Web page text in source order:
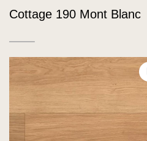
Cottage 190 Mont Blanc